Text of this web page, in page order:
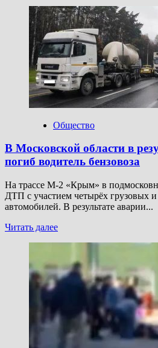
о
В
Сочи
произошло
возгорание
двух
частных
домов
на
площади
200
квадратных
метров
Общество
В Московской области в
погиб водитель бензовоза
На трассе М-2 «Крым» в
ДТП с участием четырёх грузовых
автомобилей. В результате аварии...
Читать далееПрочитать
Московской
области
аварии
погиб
водитель